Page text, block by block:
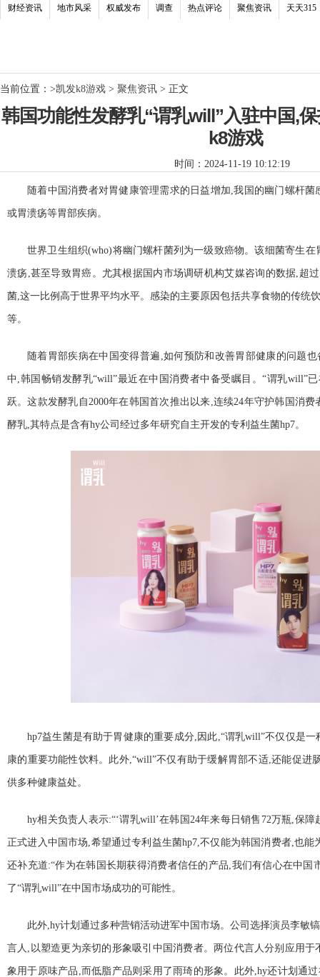
财经资讯 地市风采 权威发布 调查 热点评论 聚焦资讯 天天315
当前位置： >凯发k8游戏 > 聚焦资讯 > 正文
韩国功能性发酵乳“谓乳will”入驻中国,
k8游戏
时间：2024-11-19 10:12:19
随着中国消费者对胃健康管理需求的日益增加,我国的幽门螺杆
或胃溃疡等胃部疾病。
世界卫生组织(who)将幽门螺杆菌列为一级致癌物。该细菌寄生
溃疡,甚至导致胃癌。尤其根据国内市场调研机构艾媒咨询的数据,超
菌,这一比例高于世界平均水平。感染的主要原因包括共享食物的传统
等。
随着胃部疾病在中国变得普遍,如何预防和改善胃部健康的问题
中,韩国畅销发酵乳“will”最近在中国消费者中备受瞩目。“谓乳will”已
跃。这款发酵乳自2000年在韩国首次推出以来,连续24年守护韩国消费
酵乳,其特点是含有hy公司经过多年研究自主开发的专利益生菌hp7。
hp7益生菌是有助于胃健康的重要成分,因此,“谓乳will”不仅仅是
康的重要功能性饮料。此外,“will”不仅有助于缓解胃部不适,还能促进
供多种健康益处。
hy相关负责人表示:“‘谓乳will’在韩国24年来每日销售72万瓶,保
正式进入中国市场,希望通过专利益生菌hp7,不仅能为韩国消费者,也能
还补充道:“作为在韩国长期获得消费者信任的产品,我们有信心在中国
了“谓乳will”在中国市场成功的可能性。
此外,hy计划通过多种营销活动进军中国市场。公司选择演员李敏
言人,以塑造更为亲切的形象吸引 中国消费者。两位代言人分别应用
象用于原味产品,而低脂产品则采用了雨琦的形象。此外,hy还计划通